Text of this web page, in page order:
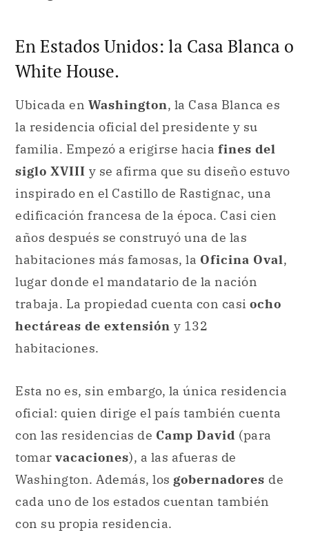
En Estados Unidos: la Casa Blanca o
White House.
Ubicada en Washington, la Casa Blanca es
la residencia oficial del presidente y su
familia. Empezó a erigirse hacia fines del
siglo XVIII y se afirma que su diseño estuvo
inspirado en el Castillo de Rastignac, una
edificación francesa de la época. Casi cien
años después se construyó una de las
habitaciones más famosas, la Oficina Oval,
lugar donde el mandatario de la nación
trabaja. La propiedad cuenta con casi ocho
hectáreas de extensión y 132
habitaciones.
Esta no es, sin embargo, la única residencia
oficial: quien dirige el país también cuenta
con las residencias de Camp David (para
tomar vacaciones), a las afueras de
Washington. Además, los gobernadores de
cada uno de los estados cuentan también
con su propia residencia.